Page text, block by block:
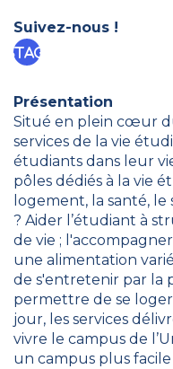
Suivez-nous !
Présentation
Situé en plein cœur
services de la vie
étudiants dans leur
pôles dédiés à la vie
logement, la santé,
? Aider l’étudiant à
de vie ;
une alimentation
de s'entretenir par la
permettre de se
jour, les services
vivre le campus de
un campus plus